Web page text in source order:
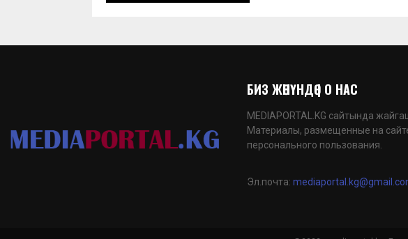
БИЗ ЖӨНҮНДӨ | О НАС
MEDIAPORTAL.KG сайтында
Материалы, размещенные на
персонального пользования.
Эл.почта: